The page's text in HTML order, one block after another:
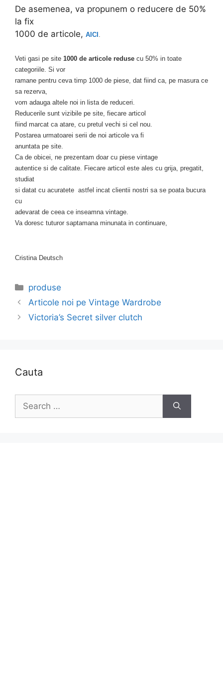
De asemenea, va propunem o reducere de 50%
la fix
1000 de articole, AICI
Veti gasi pe site 1000 de articole reduse cu 50% in toate
categoriile. Si vor
ramane pentru ceva timp 1000 de piese, dat fiind ca, pe masura ce
sa rezerva,
vom adauga altele noi in lista de reduceri.
Reducerile sunt vizibile pe site, fiecare articol
fiind marcat ca atare, cu pretul vechi si cel nou.
Postarea urmatoarei serii de noi articole va fi
anuntata pe site.
Ca de obicei, ne prezentam doar cu piese vintage
autentice si de calitate. Fiecare articol este ales cu grija, pregatit,
studiat
si datat cu acuratete astfel incat clientii nostri sa se poata bucura
cu
adevarat de ceea ce inseamna vintage.
Va doresc tuturor saptamana minunata in continuare,
Cristina Deutsch
Categories
produse
Articole noi pe Vintage Wardrobe
Victoria’s Secret silver clutch
Cauta
for: